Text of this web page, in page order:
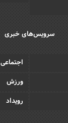
سرویس‌های خبری
اجتماعی
ورزش
رویداد